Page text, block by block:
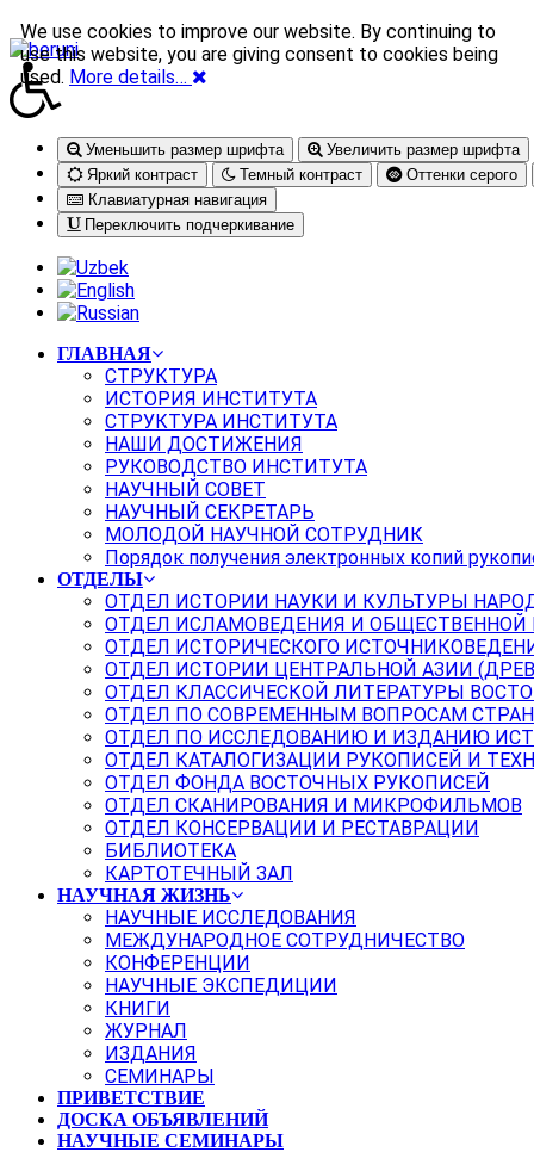
Уменьшить размер шрифта
Увеличить размер шрифта
Яркий контраст
Темный контраст
Оттенки серого
Клавиатурная навигация
Переключить подчеркивание
ГЛАВНАЯ
СТРУКТУРА
ИСТОРИЯ ИНСТИТУТА
СТРУКТУРА ИНСТИТУТА
НАШИ ДОСТИЖЕНИЯ
РУКОВОДСТВО ИНСТИТУТА
НАУЧНЫЙ СОВЕТ
НАУЧНЫЙ СЕКРЕТАРЬ
МОЛОДОЙ НАУЧНОЙ СОТРУДНИК
Порядок получения электронных копий
ОТДЕЛЫ
ОТДЕЛ ИСТОРИИ НАУКИ И КУЛЬТУРЫ
ОТДЕЛ ИСЛАМОВЕДЕНИЯ И
ОТДЕЛ ИСТОРИЧЕСКОГО
ОТДЕЛ ИСТОРИИ ЦЕНТРАЛЬНОЙ АЗИИ
ОТДЕЛ КЛАССИЧЕСКОЙ ЛИТЕРАТУРЫ
ОТДЕЛ ПО СОВРЕМЕННЫМ ВОПРОСАМ
ОТДЕЛ ПО ИССЛЕДОВАНИЮ И ИЗДАНИЮ
ОТДЕЛ КАТАЛОГИЗАЦИИ РУКОПИСЕЙ И
ОТДЕЛ ФОНДА ВОСТОЧНЫХ РУКОПИСЕЙ
ОТДЕЛ СКАНИРОВАНИЯ И МИКРОФИЛЬМОВ
ОТДЕЛ КОНСЕРВАЦИИ И РЕСТАВРАЦИИ
БИБЛИОТЕКА
КАРТОТЕЧНЫЙ ЗАЛ
НАУЧНАЯ ЖИЗНЬ
НАУЧНЫЕ ИССЛЕДОВАНИЯ
МЕЖДУНАРОДНОЕ СОТРУДНИЧЕСТВО
КОНФЕРЕНЦИИ
НАУЧНЫЕ ЭКСПЕДИЦИИ
КНИГИ
ЖУРНАЛ
ИЗДАНИЯ
СЕМИНАРЫ
ПРИВЕТСТВИЕ
ДОСКА ОБЪЯВЛЕНИЙ
НАУЧНЫЕ СЕМИНАРЫ
We use cookies to improve our website. By continuing to
use this website, you are giving consent to cookies being
used. More details…